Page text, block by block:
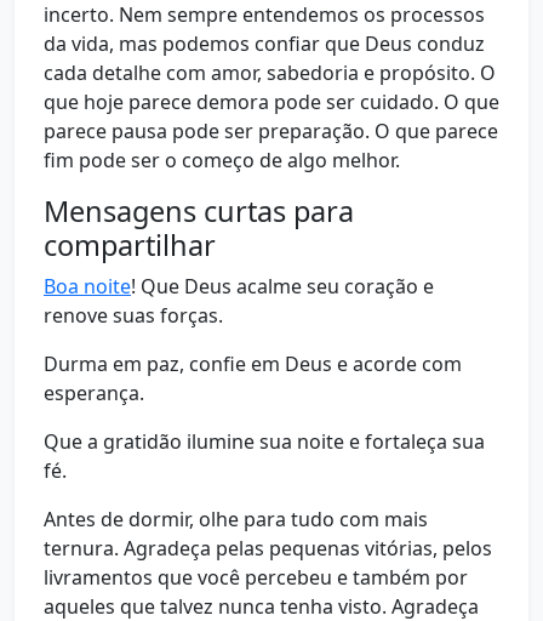
incerto. Nem sempre entendemos os processos
da vida, mas podemos confiar que Deus conduz
cada detalhe com amor, sabedoria e propósito. O
que hoje parece demora pode ser cuidado. O que
parece pausa pode ser preparação. O que parece
fim pode ser o começo de algo melhor.
Mensagens curtas para
compartilhar
Boa noite! Que Deus acalme seu coração e
renove suas forças.
Durma em paz, confie em Deus e acorde com
esperança.
Que a gratidão ilumine sua noite e fortaleça sua
fé.
Antes de dormir, olhe para tudo com mais
ternura. Agradeça pelas pequenas vitórias, pelos
livramentos que você percebeu e também por
aqueles que talvez nunca tenha visto. Agradeça